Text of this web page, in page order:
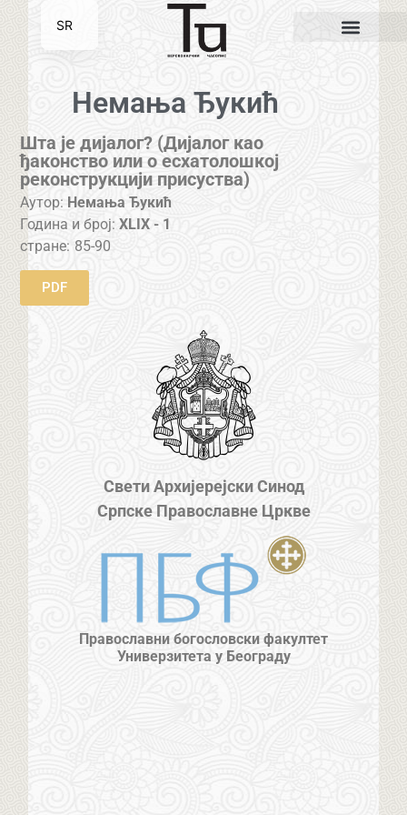
Немања Ђукић
Шта је дијалог? (Дијалог као
ђаконство или о есхатолошкој
реконструкцији присуства)
Аутор: Немања Ђукић
Година и број:XLIX - 1
стране: 85-90
PDF
Свети Архијерејски Синод
Српске Православне Цркве
Православни богословски факултет
Универзитета у Београду
SR
EN